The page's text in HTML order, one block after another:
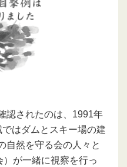
認されたのは、1991年
はダムとスキー場の建
自然を守る会の人々と
が一緒に視察を行っ